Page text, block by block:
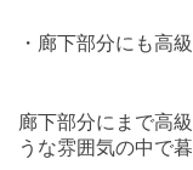
・廊下部分にも高
廊下部分にまで高
うな雰囲気の中で